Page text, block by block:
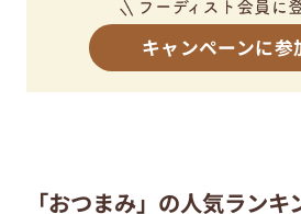
キャンペーンに参
「おつまみ」の人気ランキ